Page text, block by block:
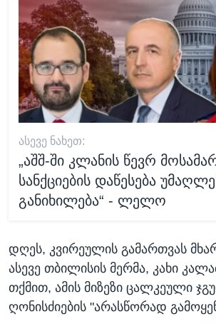
ᲐᲡᲔᲕᲔ ᲜᲐᲮᲔᲗ:
„აშშ-ში კლანის წევრ
სანქციების დაწესება
განიხილება“ - ლელო
დღეს, კვირეულის გამართვას
ასევე თბილისის მერმა, კახი
თქმით, ამის მიზეზი ცალკეული
ღონისძიების "არასწორად